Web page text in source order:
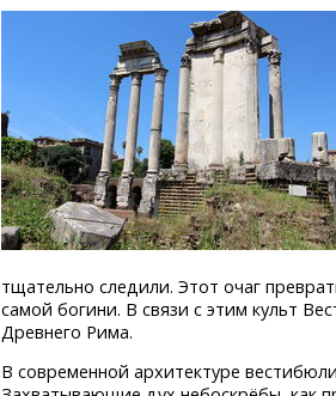
тщательно следили. Этот очаг
самой богини. В связи с этим культ
Древнего Рима.
В современной архитектуре